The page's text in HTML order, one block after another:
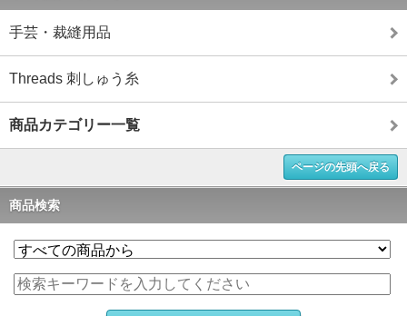
手芸・裁縫用品
Threads 刺しゅう糸
商品カテゴリー一覧
ページの先頭へ戻る
商品検索